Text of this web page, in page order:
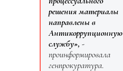
решения материалы
направлены в
Антикоррупционную
службу», -
проинформировала
генпрокуратура.